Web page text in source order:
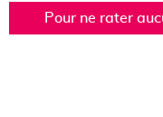
Pour ne rater